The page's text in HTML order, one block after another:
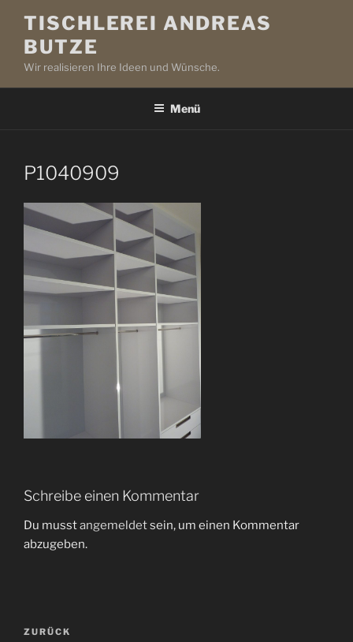
Inhalt
springen
TISCHLEREI ANDREAS
BUTZE
Wir realisieren Ihre Ideen und Wünsche.
Menü
P1040909
Schreibe einen Kommentar
Du musstangemeldetsein, um einen Kommentar
abzugeben.
Beitragsnavigation
Vorheriger
ZURÜCK